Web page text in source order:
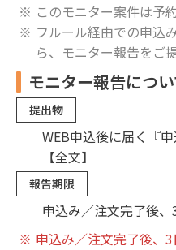
このモニター案件は予
フルール経由での申込
ら、モニター報告をご
モニター報告につ
提出物
WEB申込後に届く『
【全文】
報告期限
申込み／注文完了後
申込み／注文完了後、